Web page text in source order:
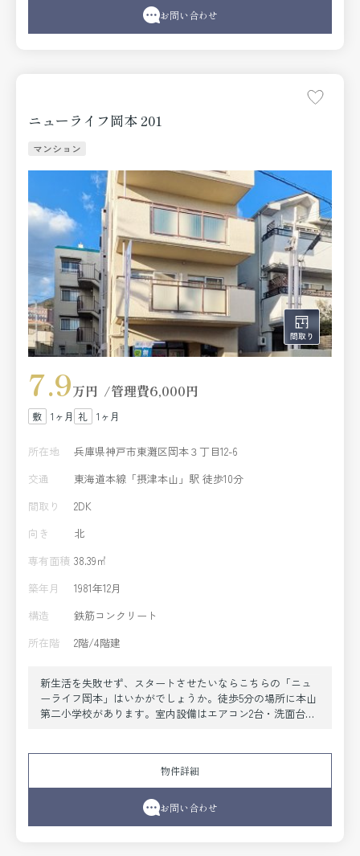
お問い合わせ
ニューライフ岡本 201
マンション
7.9万円 管理費6,000円
1ヶ月 1ヶ月
所在地
兵庫県神戸市東灘区岡本３丁目12-6
交通
東海道本線「摂津本山」駅 徒歩10分
間取り
2DK
向き
北
専有面積 38.39㎡
築年月
1981年12月
構造
鉄筋コンクリート
所在階
2階/4階建
新生活を失敗せず、スタートさせたいならこちらの「ニュ
ーライフ岡本」はいかがでしょうか。徒歩5分の場所に本山
第二小学校があります。室内設備はエアコン2台・洗面台な
兄弟など。新生活を始めるためのお住まいを探すなら、当
社にお任せ下さい。初めての方でも安心していただけるよ
う、全力でサポートいたします。お気軽に当社へご連絡下
物件詳細
お問い合わせ